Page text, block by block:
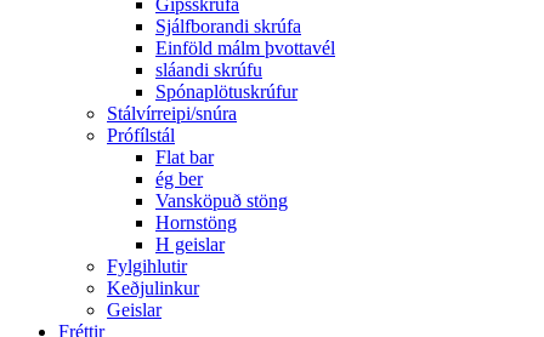
Gipsskrúfa
Sjálfborandi skrúfa
Einföld málm þvottavél
sláandi skrúfu
Spónaplötuskrúfur
Stálvírreipi/snúra
Prófílstál
Flat bar
ég ber
Vansköpuð stöng
Hornstöng
H geislar
Fylgihlutir
Keðjulinkur
Geislar
Fréttir